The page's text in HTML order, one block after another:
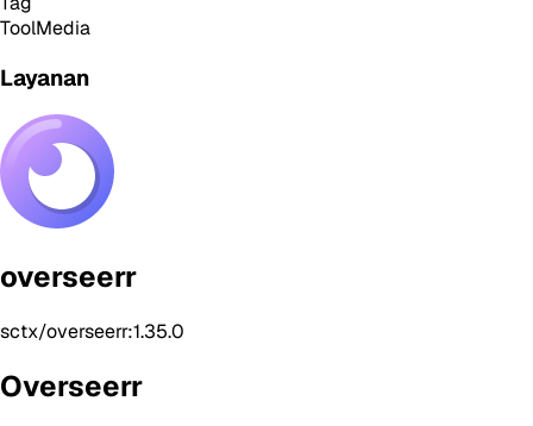
ToolMedia
Layanan
overseerr
sctx/overseerr:1.35.0
Overseerr